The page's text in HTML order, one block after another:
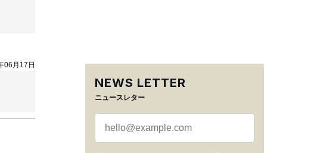
06月17日
NEWS LETTER
ニュースレター